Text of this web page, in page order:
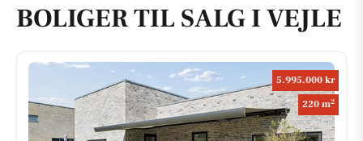
BOLIGER TIL SALG I VEJLE
5.995.000 kr
220 m2